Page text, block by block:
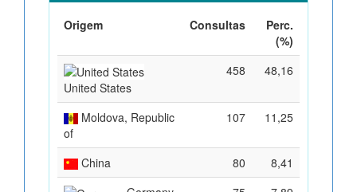
Origem Consultas
Perc.
(%)
United States
458 48,16
Moldova, Republic
of
107 11,25
China 80
8,41